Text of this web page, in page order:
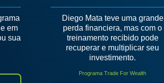
em
sua
Diego Mata teve uma grande
perda financiera, mas com o
treinamento recibido pode
recuperar e multiplicar seu
investimento.
Programa Trade For Wealth